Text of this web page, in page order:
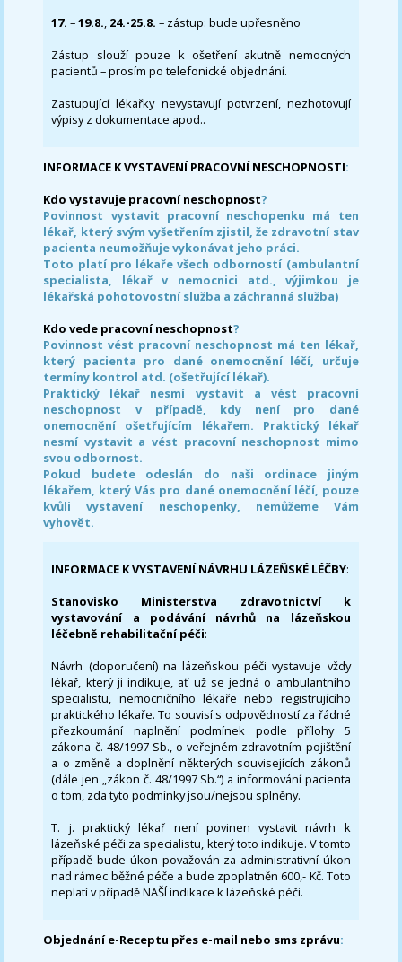
17. –19.8., 24.-25.8. – zástup: bude upřesněno
Zástup slouží pouze k ošetření akutně nemocných
pacientů – prosím po telefonické objednání.
Zastupující lékařky nevystavují potvrzení, nezhotovují
výpisy z dokumentace apod..
INFORMACE K VYSTAVENÍ PRACOVNÍ NESCHOPNOSTI:
Kdo vystavuje pracovní neschopnost?
Povinnost vystavit pracovní neschopenku má ten
lékař, který svým vyšetřením zjistil, že zdravotní stav
pacienta neumožňuje vykonávat jeho práci.
Toto platí pro lékaře všech odborností (ambulantní
specialista, lékař v nemocnici atd., výjimkou je
lékařská pohotovostní služba a záchranná služba)
Kdo vede pracovní neschopnost?
Povinnost vést pracovní neschopnost má ten lékař,
který pacienta pro dané onemocnění léčí, určuje
termíny kontrol atd. (ošetřující lékař).
Praktický lékař nesmí vystavit a vést pracovní
neschopnost v případě, kdy není pro dané
onemocnění ošetřujícím lékařem. Praktický lékař
nesmí vystavit a vést pracovní neschopnost mimo
svou odbornost.
Pokud budete odeslán do naši ordinace jiným
lékařem, který Vás pro dané onemocnění léčí, pouze
kvůli vystavení neschopenky, nemůžeme Vám
vyhovět.
INFORMACE K VYSTAVENÍ NÁVRHU LÁZEŇSKÉ LÉČBY:
Stanovisko Ministerstva zdravotnictví k
vystavování a podávání návrhů na lázeňskou
léčebně rehabilitační péči:
Návrh (doporučení) na lázeňskou péči vystavuje vždy
lékař, který ji indikuje, ať už se jedná o ambulantního
specialistu, nemocničního lékaře nebo registrujícího
praktického lékaře. To souvisí s odpovědností za řádné
přezkoumání naplnění podmínek podle přílohy 5
zákona č. 48/1997 Sb., o veřejném zdravotním pojištění
a o změně a doplnění některých souvisejících zákonů
(dále jen „zákon č. 48/1997 Sb.“) a informování pacienta
o tom, zda tyto podmínky jsou/nejsou splněny.
T. j. praktický lékař není povinen vystavit návrh k
lázeňské péči za specialistu, který toto indikuje. V tomto
případě bude úkon považován za administrativní úkon
nad rámec běžné péče a bude zpoplatněn 600,- Kč. Toto
neplatí v případě NAŠÍ indikace k lázeňské péči.
Objednání e-Receptu přes e-mail nebo sms zprávu: